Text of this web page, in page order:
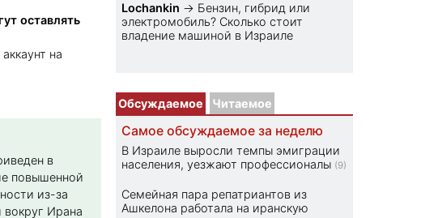
оставлять
на
в
повышенной
из-за
вокруг Ирана
Lochankin → Бензин, гибрид или
электромобиль? Cколько стоит
владение машиной в Израиле
Обсуждаемое Читаемое
Самое обсуждаемое за неделю
В Израиле выросли темпы эмиграции
населения, уезжают профессионалы (9)
Семейная пара репатриантов из
Ашкелона работала на иранскую